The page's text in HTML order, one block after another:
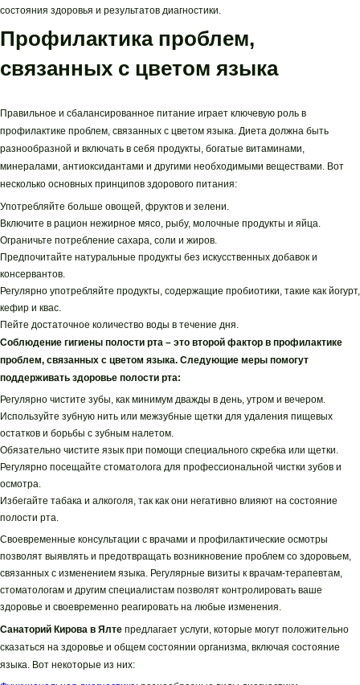
состояния здоровья и результатов диагностики.
Профилактика проблем,
связанных с цветом языка
Правильное и сбалансированное питание играет ключевую роль в
профилактике проблем, связанных с цветом языка. Диета должна быть
разнообразной и включать в себя продукты, богатые витаминами,
минералами, антиоксидантами и другими необходимыми веществами. Вот
несколько основных принципов здорового питания:
Употребляйте больше овощей, фруктов и зелени.
Включите в рацион нежирное мясо, рыбу, молочные продукты и яйца.
Ограничьте потребление сахара, соли и жиров.
Предпочитайте натуральные продукты без искусственных добавок и
консервантов.
Регулярно употребляйте продукты, содержащие пробиотики, такие как йогурт,
кефир и квас.
Пейте достаточное количество воды в течение дня.
Соблюдение гигиены полости рта – это второй фактор в профилактике
проблем, связанных с цветом языка. Следующие меры помогут
поддерживать здоровье полости рта:
Регулярно чистите зубы, как минимум дважды в день, утром и вечером.
Используйте зубную нить или межзубные щетки для удаления пищевых
остатков и борьбы с зубным налетом.
Обязательно чистите язык при помощи специального скребка или щетки.
Регулярно посещайте стоматолога для профессиональной чистки зубов и
осмотра.
Избегайте табака и алкоголя, так как они негативно влияют на состояние
полости рта.
Своевременные консультации с врачами и профилактические осмотры
позволят выявлять и предотвращать возникновение проблем со здоровьем,
связанных с изменением языка. Регулярные визиты к врачам-терапевтам,
стоматологам и другим специалистам позволят контролировать ваше
здоровье и своевременно реагировать на любые изменения.
Санаторий Кирова в Ялте предлагает услуги, которые могут положительно
сказаться на здоровье и общем состоянии организма, включая состояние
языка. Вот некоторые из них: